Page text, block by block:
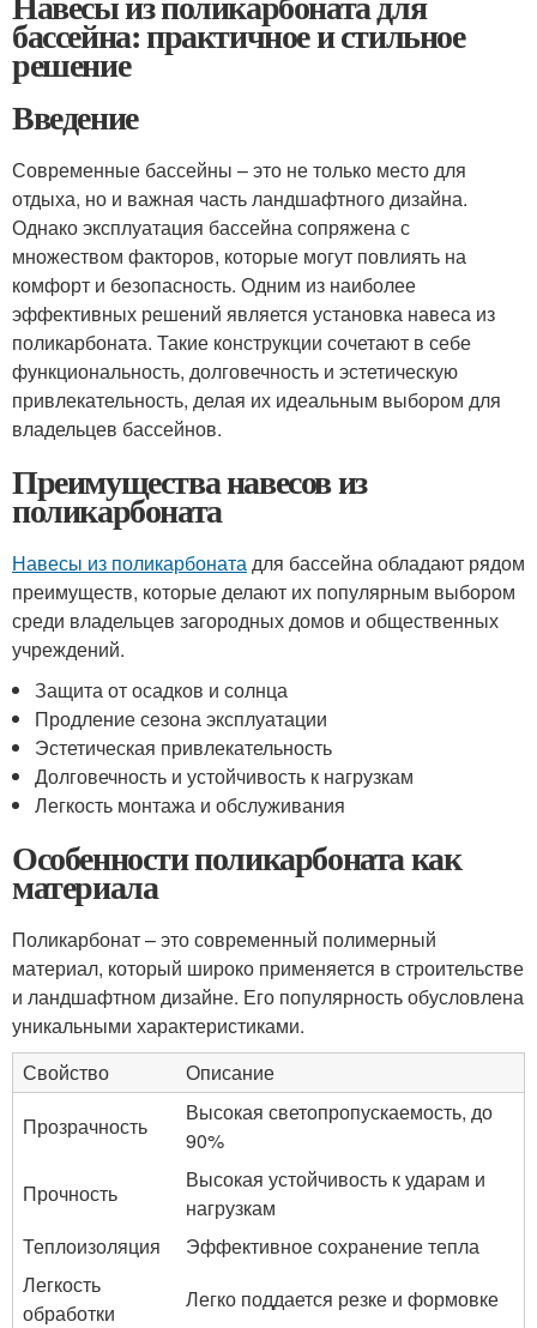
бассейна: практичное и стильное
решение
Введение
Современные бассейны – это не только место для
отдыха, но и важная часть ландшафтного дизайна.
Однако эксплуатация бассейна сопряжена с
множеством факторов, которые могут повлиять на
комфорт и безопасность. Одним из наиболее
эффективных решений является установка навеса из
поликарбоната. Такие конструкции сочетают в себе
функциональность, долговечность и эстетическую
привлекательность, делая их идеальным выбором для
владельцев бассейнов.
Преимущества навесов из
поликарбоната
Навесы из поликарбонатадля бассейна обладают рядом
преимуществ, которые делают их популярным выбором
среди владельцев загородных домов и общественных
учреждений.
Защита от осадков и солнца
Продление сезона эксплуатации
Эстетическая привлекательность
Долговечность и устойчивость к нагрузкам
Легкость монтажа и обслуживания
Особенности поликарбоната как
материала
Поликарбонат – это современный полимерный
материал, который широко применяется в строительстве
и ландшафтном дизайне. Его популярность обусловлена
уникальными характеристиками.
Свойство
Описание
Прозрачность
Высокая светопропускаемость, до
90%
Прочность
Высокая устойчивость к ударам и
нагрузкам
Теплоизоляция
Эффективное сохранение тепла
Легкость
обработки
Легко поддается резке и формовке